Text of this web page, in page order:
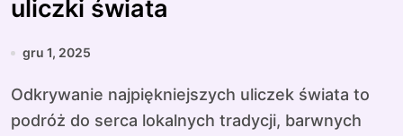
uliczki świata
gru 1, 2025
Odkrywanie najpiękniejszych uliczek świata to
podróż do serca lokalnych tradycji, barwnych